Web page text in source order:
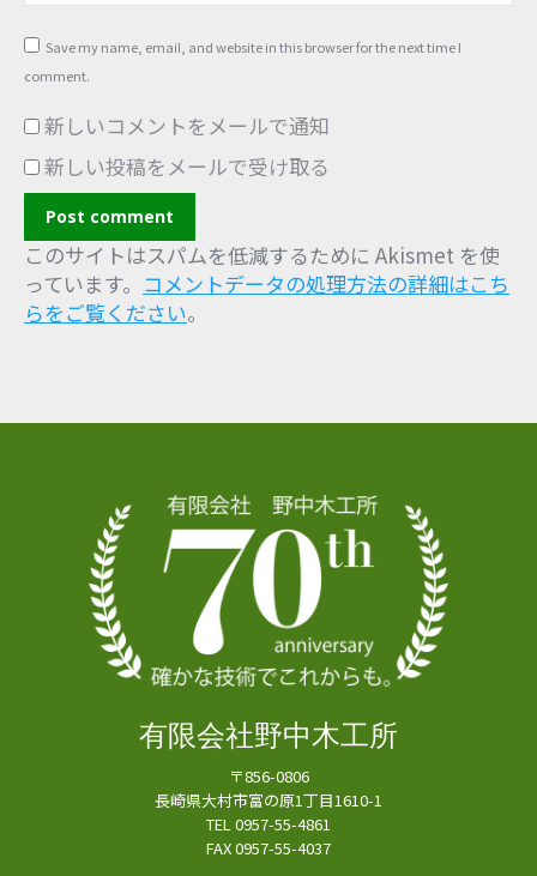
Save my name, email, and website in this browser for the next time I
comment.
新しいコメントをメールで通知
新しい投稿をメールで受け取る
Post comment
このサイトはスパムを低減するために Akismet を使
っています。 コメントデータの処理方法の詳細はこち
らをご覧ください。
有限会社野中木工所
〒856-0806
長崎県大村市富の原1丁目1610-1
TEL 0957-55-4861
FAX 0957-55-4037